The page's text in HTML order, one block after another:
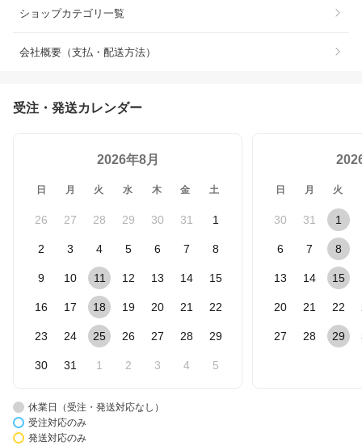
ショップカテゴリ一覧
会社概要（支払・配送方法）
受注・発送カレンダー
2026年8月
日 月 火 水 木 金 土
26 27 28 29 30 31 1
2 3 4 5 6 7 8
9 10 11 12 13 14 15
16 17 18 19 20 21 22
23 24 25 26 27 28 29
30 31 1 2 3 4 5
日 月 火
30 31 1
6 7 8
13 14 15
20 21 22
27 28 29
休業日（受注・発送対応なし）
受注対応のみ
発送対応のみ